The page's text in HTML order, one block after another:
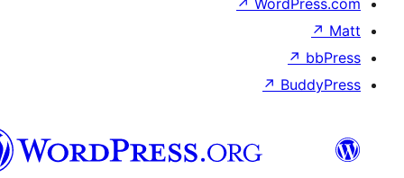
וורדפרס
בעברית